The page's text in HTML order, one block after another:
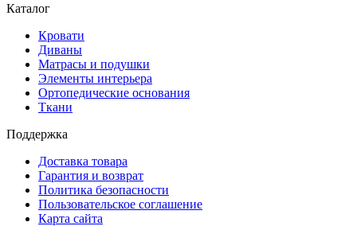
Каталог
Кровати
Диваны
Матрасы и подушки
Элементы интерьера
Ортопедические основания
Ткани
Поддержка
Доставка товара
Гарантия и возврат
Политика безопасности
Пользовательское соглашение
Карта сайта